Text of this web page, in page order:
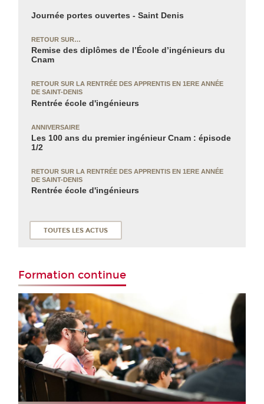
Journée portes ouvertes - Saint Denis
RETOUR SUR…
Remise des diplômes de l’École d’ingénieurs du
Cnam
RETOUR SUR LA RENTRÉE DES APPRENTIS EN 1ERE ANNÉE
DE SAINT-DENIS
Rentrée école d'ingénieurs
ANNIVERSAIRE
Les 100 ans du premier ingénieur Cnam : épisode
1/2
RETOUR SUR LA RENTRÉE DES APPRENTIS EN 1ERE ANNÉE
DE SAINT-DENIS
Rentrée école d'ingénieurs
TOUTES LES ACTUS
Formation continue